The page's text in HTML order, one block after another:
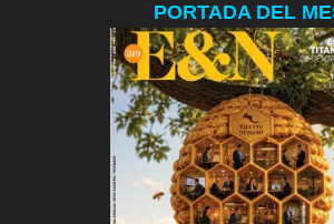
PORTADA DEL